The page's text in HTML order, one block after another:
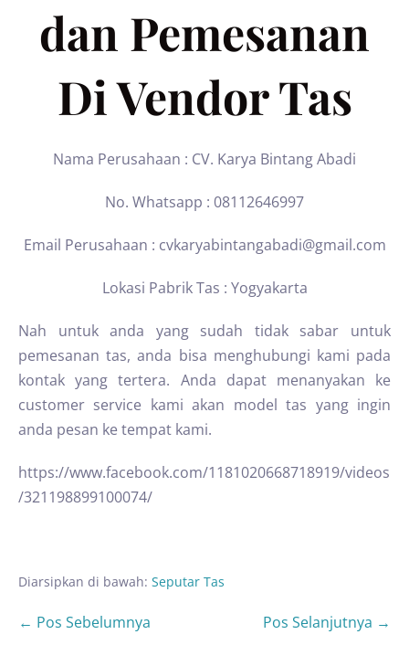
dan Pemesanan
Di Vendor Tas
Nama Perusahaan : CV. Karya Bintang Abadi
No. Whatsapp : 08112646997
Email Perusahaan : cvkaryabintangabadi@gmail.com
Lokasi Pabrik Tas : Yogyakarta
Nah untuk anda yang sudah tidak sabar untuk
pemesanan tas, anda bisa menghubungi kami pada
kontak yang tertera. Anda dapat menanyakan ke
customer service kami akan model tas yang ingin
anda pesan ke tempat kami.
https://www.facebook.com/1181020668718919/videos
/321198899100074/
Diarsipkan di bawah: Seputar Tas
← Pos Sebelumnya Pos Selanjutnya →